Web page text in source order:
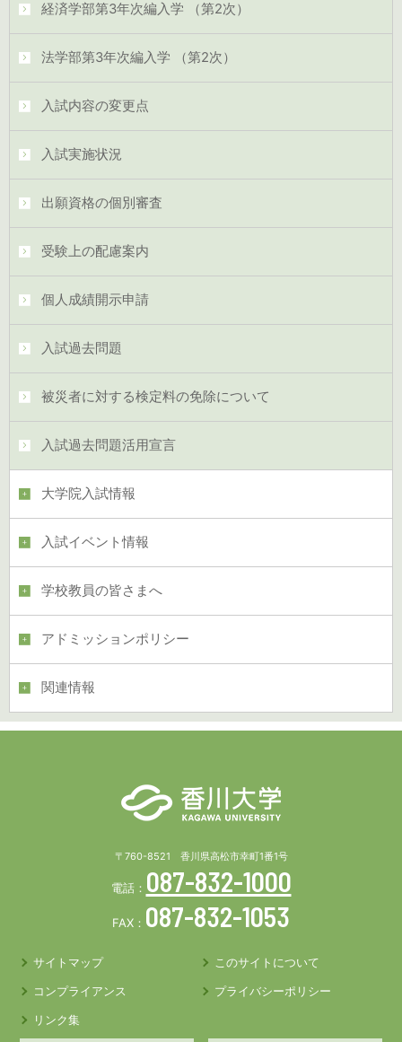
経済学部第3年次編入学 （第2次）
法学部第3年次編入学 （第2次）
入試内容の変更点
入試実施状況
出願資格の個別審査
受験上の配慮案内
個人成績開示申請
入試過去問題
被災者に対する検定料の免除について
入試過去問題活用宣言
大学院入試情報
入試イベント情報
学校教員の皆さまへ
アドミッションポリシー
関連情報
〒760-8521 香川県高松市幸町1番1号
電話： 087-832-1000
FAX： 087-832-1053
サイトマップ
このサイトについて
コンプライアンス
プライバシーポリシー
リンク集